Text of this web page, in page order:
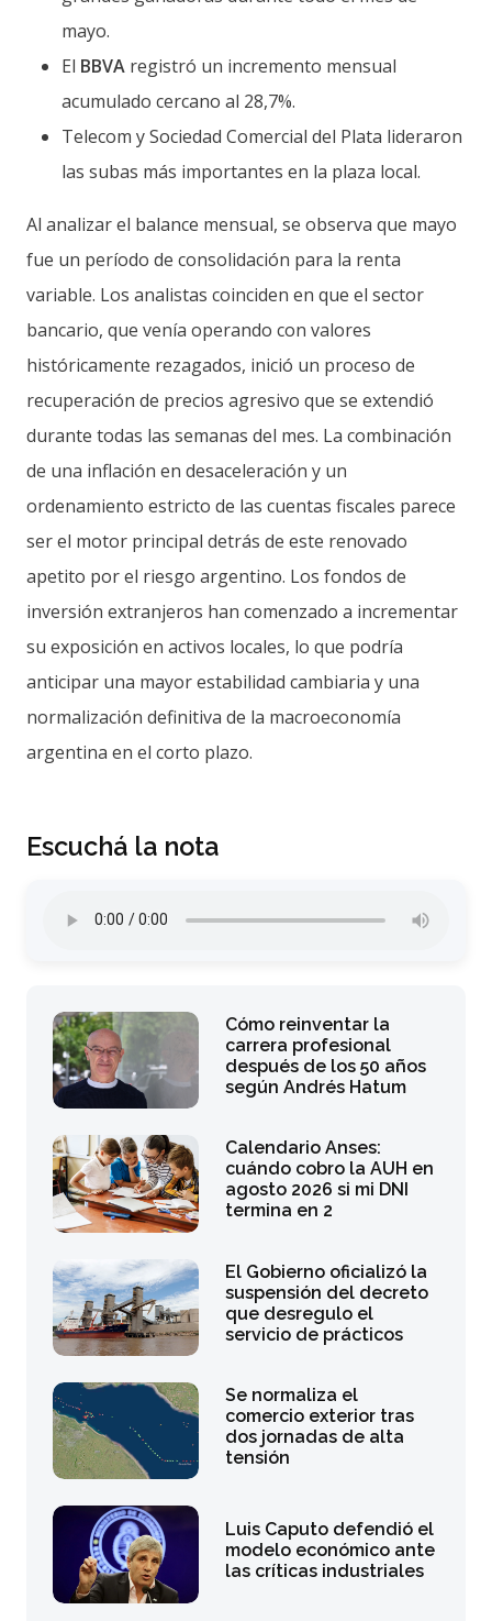
mayo.
El BBVA registró un incremento mensual
acumulado cercano al 28,7%.
Telecom y Sociedad Comercial del Plata lideraron
las subas más importantes en la plaza local.
Al analizar el balance mensual, se observa que mayo
fue un período de consolidación para la renta
variable. Los analistas coinciden en que el sector
bancario, que venía operando con valores
históricamente rezagados, inició un proceso de
recuperación de precios agresivo que se extendió
durante todas las semanas del mes. La combinación
de una inflación en desaceleración y un
ordenamiento estricto de las cuentas fiscales parece
ser el motor principal detrás de este renovado
apetito por el riesgo argentino. Los fondos de
inversión extranjeros han comenzado a incrementar
su exposición en activos locales, lo que podría
anticipar una mayor estabilidad cambiaria y una
normalización definitiva de la macroeconomía
argentina en el corto plazo.
Escuchá la nota
Cómo reinventar la
carrera profesional
después de los 50 años
según Andrés Hatum
Calendario Anses:
cuándo cobro la AUH en
agosto 2026 si mi DNI
termina en 2
El Gobierno oficializó la
suspensión del decreto
que desregulo el
servicio de prácticos
Se normaliza el
comercio exterior tras
dos jornadas de alta
tensión
Luis Caputo defendió el
modelo económico ante
las críticas industriales